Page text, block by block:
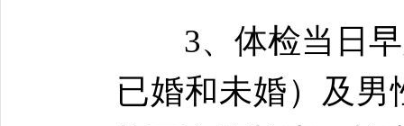
3、体检当日早
已婚和未婚）及